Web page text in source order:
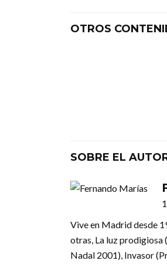
OTROS
SOBRE EL
Vive en Madrid desde
otras, La luz prodigiosa
Nadal 2001), Invasor